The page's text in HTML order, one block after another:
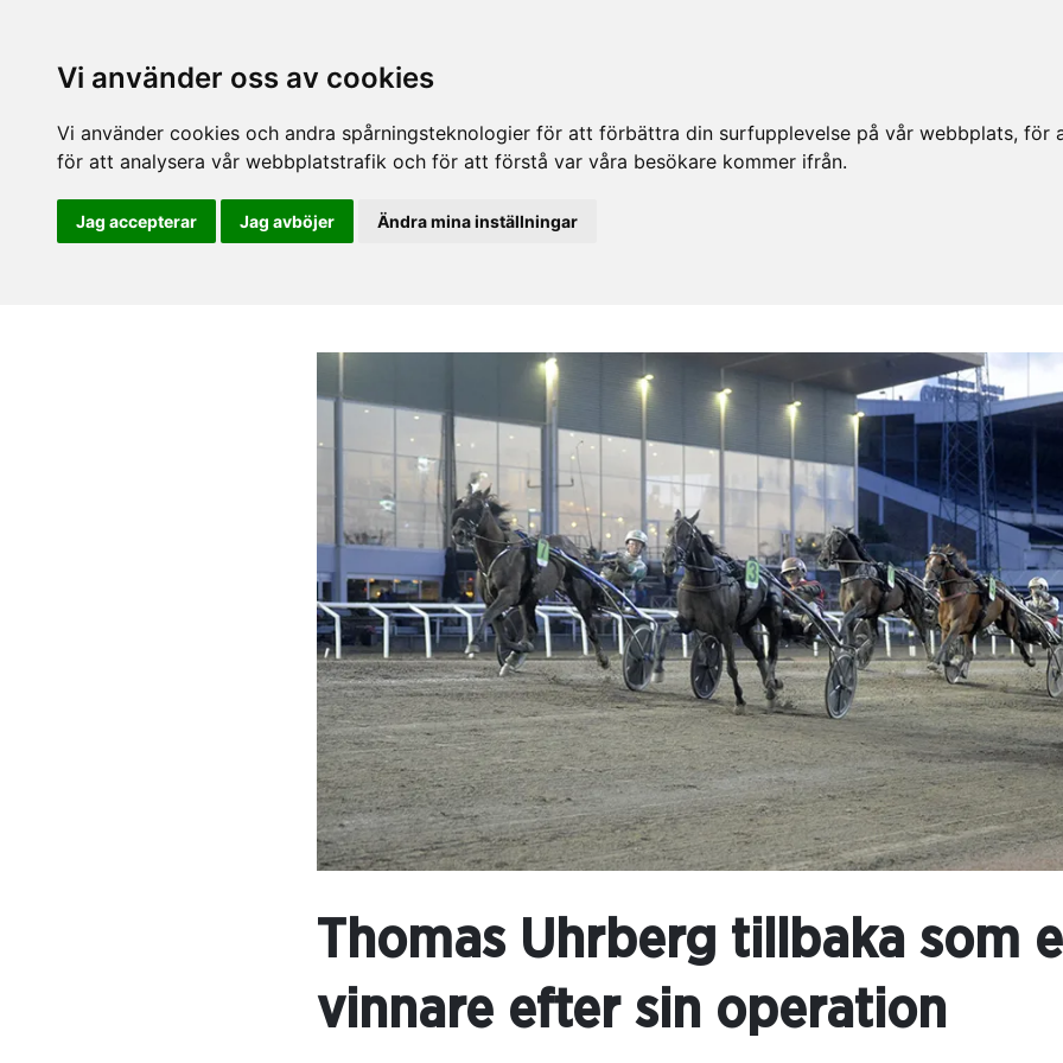
Vi använder oss av cookies
Vi använder cookies och andra spårningsteknologier för att förbättra din surfupplevelse på vår webbplats, för
för att analysera vår webbplatstrafik och för att förstå var våra besökare kommer ifrån.
Jag accepterar Jag avböjer Ändra mina inställningar
Thomas Uhrberg tillbaka som
vinnare efter sin operation